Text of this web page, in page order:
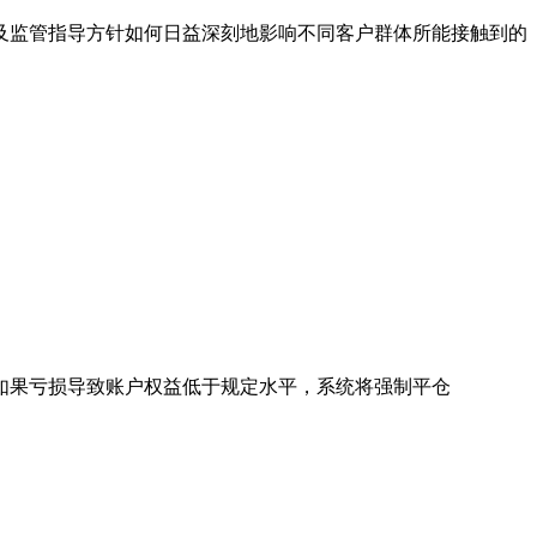
管指导方针如何日益深刻地影响不同客户群体所能接触到的
亏损导致账户权益低于规定水平，系统将强制平仓